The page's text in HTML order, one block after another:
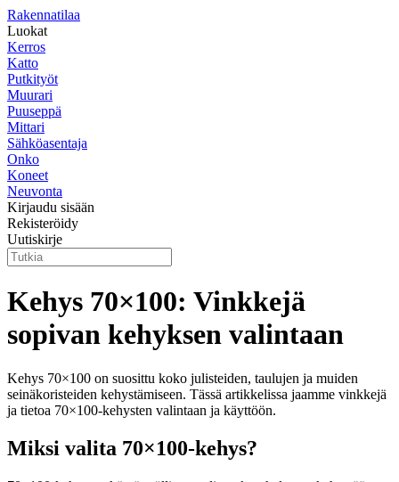
Rakennatilaa
Luokat
Kerros
Katto
Putkityöt
Muurari
Puuseppä
Mittari
Sähköasentaja
Onko
Koneet
Neuvonta
Kirjaudu sisään
Rekisteröidy
Uutiskirje
Kehys 70×100: Vinkkejä
sopivan kehyksen valintaan
Kehys 70×100 on suosittu koko julisteiden, taulujen ja muiden
seinäkoristeiden kehystämiseen. Tässä artikkelissa jaamme vinkkejä
ja tietoa 70×100-kehysten valintaan ja käyttöön.
Miksi valita 70×100-kehys?